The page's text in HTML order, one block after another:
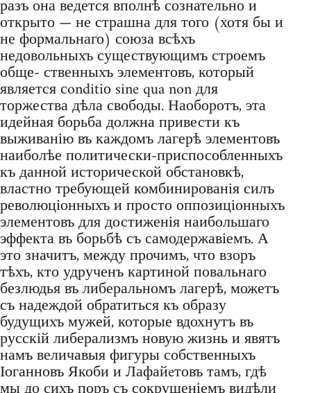
разъ она ведется вполнѣ сознательно и
открыто — не страшна для того (хотя бы и
не формальнаго) союза всѣхъ
недовольныхъ существующимъ строемъ
обще- ственныхъ элементовъ, который
является сonditiо sine qua non для
торжества дѣла свободы. Наоборотъ, эта
идейная борьба должна привести къ
выживанію въ каждомъ лагерѣ элементовъ
наиболѣе политически-приспособленныхъ
къ данной исторической обстановкѣ,
властно требующей комбинированія силъ
революціонныхъ и просто оппозиціонныхъ
элементовъ для достиженія наибольшаго
эффекта въ борьбѣ съ самодержавіемъ. А
это значитъ, между прочимъ, что взоръ
тѣхъ, кто удрученъ картиной повальнаго
безлюдья въ либеральномъ лагерѣ, можетъ
съ надеждой обратиться къ образу
будущихъ мужей, которые вдохнутъ въ
русскій либерализмъ новую жизнь и явятъ
намъ величавыя фигуры собственныхъ
Іоганновъ Якоби и Лафайeтовъ тамъ, гдѣ